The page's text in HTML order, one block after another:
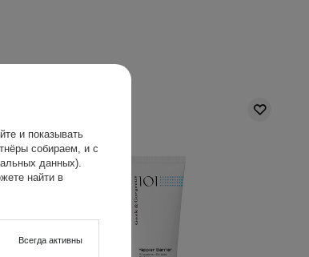
и показывать
собираем, и с
данных).
найти в
Всегда активны